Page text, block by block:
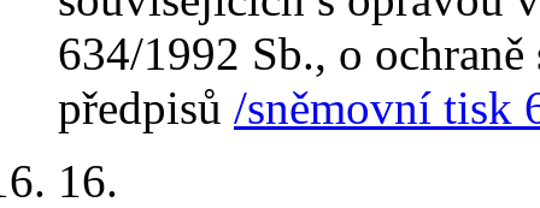
634/1992 Sb., o
předpisů /sněmovní tisk
16.